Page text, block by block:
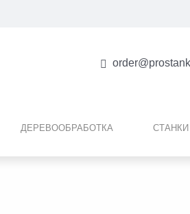
ДЕРЕВООБРАБОТКА